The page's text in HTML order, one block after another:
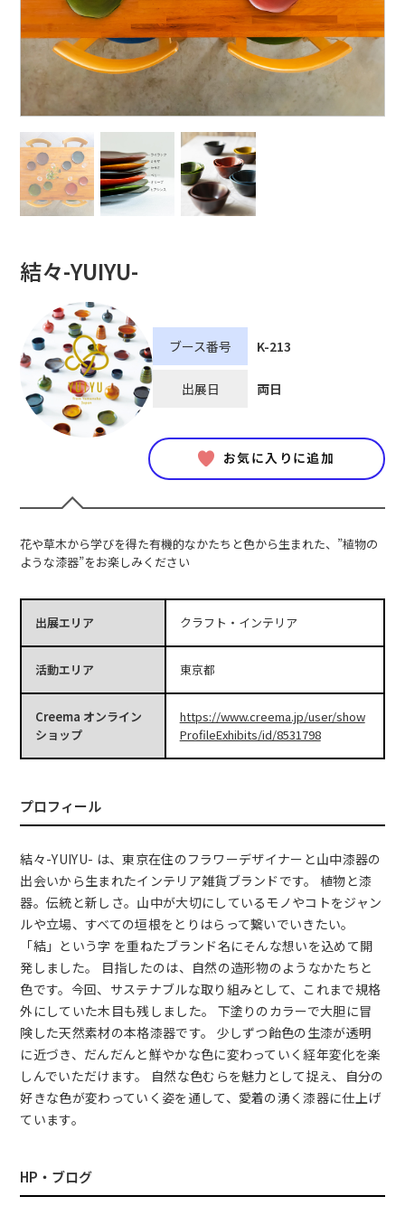
結々-YUIYU-
ブース番号 K-213
出展日 両日
お気に入りに追加
花や草木から学びを得た有機的なかたちと色から生まれた、”植物の
ような漆器”をお楽しみください
出展エリア クラフト・インテリア
活動エリア 東京都
Creema オンライン
ショップ
https://www.creema.jp/user/show
ProfileExhibits/id/8531798
プロフィール
結々-YUIYU- は、東京在住のフラワーデザイナーと山中漆器の
出会いから生まれたインテリア雑貨ブランドです。 植物と漆
器。伝統と新しさ。山中が大切にしているモノやコトをジャン
ルや立場、すべての垣根をとりはらって繋いでいきたい。
「結」という字 を重ねたブランド名にそんな想いを込めて開
発しました。 目指したのは、自然の造形物のようなかたちと
色です。今回、サステナブルな取り組みとして、これまで規格
外にしていた木目も残しました。 下塗りのカラーで大胆に冒
険した天然素材の本格漆器です。 少しずつ飴色の生漆が透明
に近づき、だんだんと鮮やかな色に変わっていく経年変化を楽
しんでいただけます。 自然な色むらを魅力として捉え、自分の
好きな色が変わっていく姿を通して、愛着の湧く漆器に仕上げ
ています。
HP・ブログ